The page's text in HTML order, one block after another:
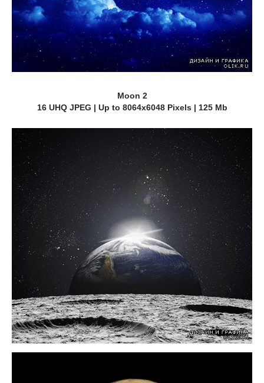
Moon 2
16 UHQ JPEG | Up to 8064x6048 Pixels | 125 Mb